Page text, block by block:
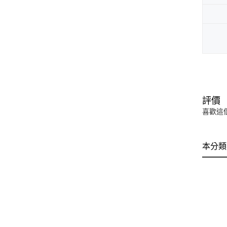
評價
喜歡這
本分